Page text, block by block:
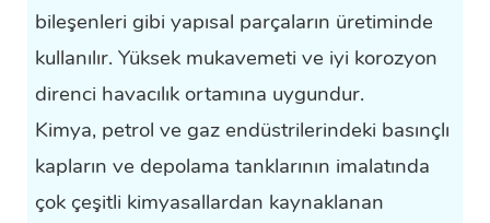
bileşenleri gibi yapısal parçaların üretiminde
kullanılır. Yüksek mukavemeti ve iyi korozyon
direnci havacılık ortamına uygundur.
Kimya, petrol ve gaz endüstrilerindeki basınçlı
kapların ve depolama tanklarının imalatında
çok çeşitli kimyasallardan kaynaklanan